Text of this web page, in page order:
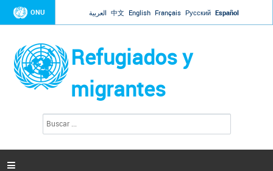
Jump to navigation
ONU العربية 中文 English Français Русский Español
Refugiados y
migrantes
s
